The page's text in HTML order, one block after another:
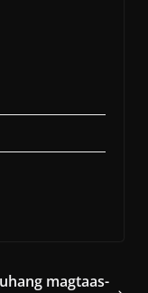
magtaas-